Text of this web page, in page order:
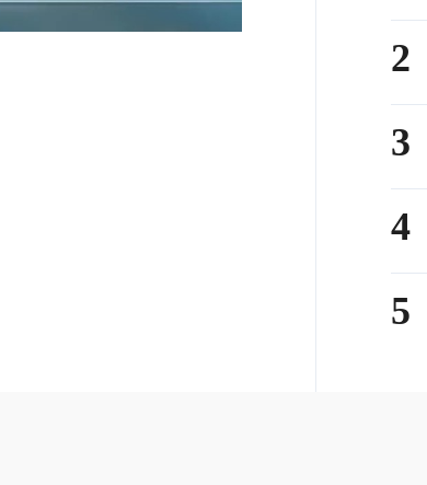
2
3
4
5